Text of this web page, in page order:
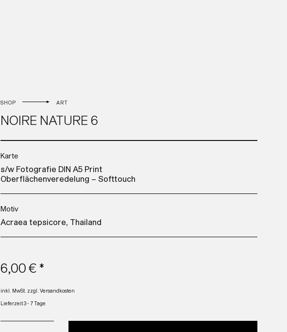
SHOP ART
NOIRE NATURE 6
Karte
s/w Fotografie DIN A5 Print
Oberflächenveredelung – Softtouch
Motiv
Acraea tepsicore, Thailand
6,00 € *
inkl. MwSt. zzgl. Versandkosten
Lieferzeit 3 - 7 Tage